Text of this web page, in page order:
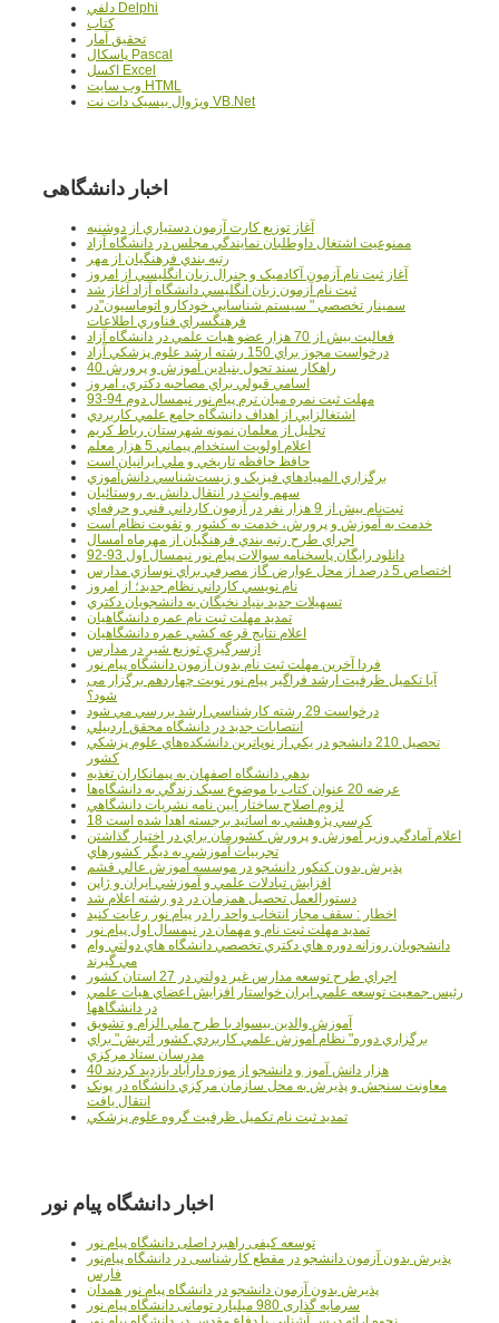
دلفي Delphi
کتاب
تحقيق آمار
پاسکال Pascal
اکسل Excel
وب سايت HTML
ويژوال بيسيک دات نت VB.Net
اخبار دانشگاهی
آغاز توزيع کارت آزمون دستياري از دوشنبه
ممنوعيت اشتغال داوطلبان نمايندگي مجلس در دانشگاه آزاد
رتبه بندي فرهنگيان از مهر
آغاز ثبت نام آزمون آکادميک و جنرال زبان انگليسي از امروز
ثبت نام آزمون زبان انگليسي دانشگاه آزاد آغاز شد
سمينار تخصصي " سيستم شناسايي خودکارو اتوماسيون"در
فرهنگسراي فناوري اطلاعات
فعاليت بيش از 70 هزار عضو هيات علمي در دانشگاه آزاد
درخواست مجوز براي 150 رشته ارشد علوم پزشکي آزاد
40 راهکار سند تحول بنيادين آموزش و پرورش
اسامي قبولي براي مصاحبه دکتري، امروز
مهلت ثبت نمره میان ترم پیام نور نیمسال دوم 94-93
اشتغالزايي از اهداف دانشگاه جامع علمي کاربردي
تجليل از معلمان نمونه شهرستان رباط کريم
اعلام اولويت استخدام پيماني 5 هزار معلم
حافظ حافظه تاريخي و ملي ايرانيان است
برگزاري المپيادهاي فيزيک و زيست‌شناسي دانش‌آموزي
سهم وانت در انتقال دانش به روستائيان
ثبت‌نام بيش از 9 هزار نفر در آزمون کارداني فني و حرفه‌اي
خدمت به آموزش و پرورش، خدمت به کشور و تقويت نظام است
اجراي طرح رتبه بندي فرهنگيان از مهرماه امسال
دانلود رایگان پاسخنامه سوالات پیام نور نیمسال اول 93-92
اختصاص 5 درصد از محل عوارض گاز مصرفي براي نوسازي مدارس
نام نويسي کارداني نظام جديد؛ از امروز
تسهيلات جديد بنياد نخبگان به دانشجويان دکتري
تمديد مهلت ثبت نام عمره دانشگاهيان
اعلام نتايج قرعه کشي عمره دانشگاهيان
ازسرگيري توزيع شير در مدارس
فردا آخرین مهلت ثبت نام بدون آزمون دانشگاه پیام نور
آیا تکمیل ظرفیت ارشد فراگیر پیام نور نوبت چهاردهم برگزار می
شود؟
درخواست 29 رشته کارشناسي ارشد بررسي مي شود
انتصابات جديد در دانشگاه محقق اردبيلي
تحصيل 210 دانشجو در يکي از نوپاترين دانشکده‌هاي علوم پزشکي
کشور
بدهي دانشگاه اصفهان به پيمانکاران تغذيه
عرضه 20 عنوان کتاب با موضوع سبک زندگي به دانشگاه‌ها
لزوم اصلاح ساختار آيين نامه نشريات دانشگاهي
18 کرسي پژوهشي به اساتيد برجسته اهدا شده است
اعلام آمادگي وزير آموزش و پرورش کشورمان براي در اختيار گذاشتن
تجربيات آموزشي به ديگر کشورهاي
پذيرش بدون کنکور دانشجو در موسسه آموزش عالي قشم
افزايش تبادلات علمي و آموزشي ايران و ژاپن
دستورالعمل تحصیل همزمان در دو رشته اعلام شد
اخطار : سقف مجاز انتخاب واحد را در پیام نور رعایت کنید
تمدید مهلت ثبت نام و مهمان در نیمسال اول پیام نور
دانشجويان روزانه دوره هاي دكتري تخصصي دانشگاه هاي دولتي وام
مي گيرند
اجراي طرح توسعه مدارس غير دولتي در 27 استان کشور
رئيس جمعيت توسعه علمي ايران خواستار افزايش اعضاي هيات علمي
در دانشگاهها
آموزش والدين بيسواد با طرح ملي الزام و تشويق
برگزاري دوره" نظام آموزش علمي كاربردي كشور اتريش" براي
مدرسان ستاد مرکزي
40 هزار دانش آموز و دانشجو از موزه دارآباد بازديد کردند
معاونت سنجش و پذيرش به محل سازمان مرکزي دانشگاه در پونک
انتقال يافت
تمديد ثبت نام تکميل ظرفيت گروه علوم پزشکي
اخبار دانشگاه پیام نور
توسعه کیفی راهبرد اصلی دانشگاه پیام نور
پذیرش بدون آزمون دانشجو در مقطع کارشناسی در دانشگاه پیام‌نور
فارس
پذیرش بدون آزمون دانشجو در دانشگاه پیام نور همدان
سرمایه گذاری 980 میلیارد تومانی دانشگاه پیام نور